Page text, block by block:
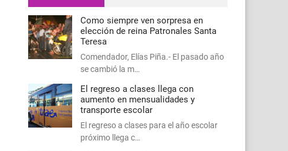
Como siempre ven sorpresa en
elección de reina Patronales Santa
Teresa
Comendador, Elías Piña.- El pasado año
se cambió la m…
El regreso a clases llega con
aumento en mensualidades y
transporte escolar
El regreso a clases para el año escolar
próximo llega c…